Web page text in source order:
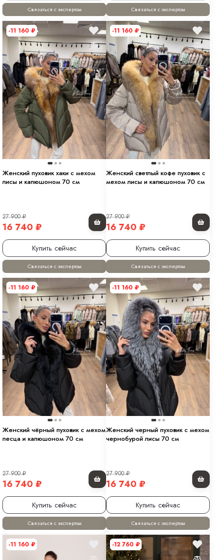
Связаться с экспертом Связаться с экспертом
-11 160 ₽
Женский пуховик хаки с мехом
лисы и капюшоном 70 см
27 900₽
16 740 ₽
Купить сейчас
Связаться с экспертом
-11 160 ₽
Женский светлый кофе пуховик с
мехом лисы и капюшоном 70 см
27 900₽
16 740 ₽
Купить сейчас
Связаться с экспертом
-11 160 ₽
Женский чёрный пуховик с мехом
песца и капюшоном 70 см
27 900₽
16 740 ₽
Купить сейчас
Связаться с экспертом
-11 160 ₽
Женский черный пуховик с мехом
чернобурой лисы 70 см
27 900₽
16 740 ₽
Купить сейчас
Связаться с экспертом
-11 160 ₽ -12 760 ₽